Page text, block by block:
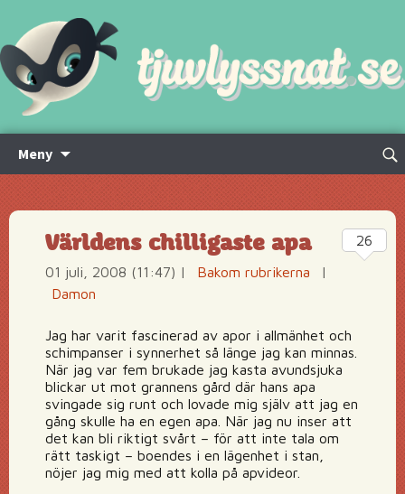
Meny
innehåll
Sök
Världens chilligaste apa
01 juli, 2008 (11:47) | Bakom rubrikerna
|
Damon
Jag har varit fascinerad av apor i allmänhet och
schimpanser i synnerhet så länge jag kan minnas.
När jag var fem brukade jag kasta avundsjuka
blickar ut mot grannens gård där hans apa
svingade sig runt och lovade mig själv att jag en
gång skulle ha en egen apa. När jag nu inser att
det kan bli riktigt svårt – för att inte tala om
rätt taskigt – boendes i en lägenhet i stan,
nöjer jag mig med att kolla på apvideor.
26